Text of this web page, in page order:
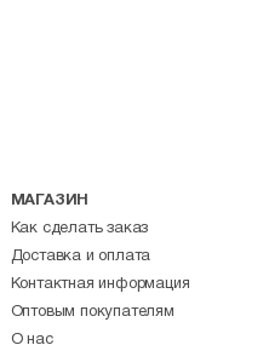
МАГАЗИН
Как сделать заказ
Доставка и оплата
Контактная информация
Оптовым покупателям
О нас